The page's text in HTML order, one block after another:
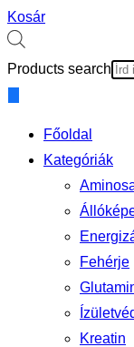
Kosár
Products search
Főoldal
Kategóriák
Fehérje
Kreatin